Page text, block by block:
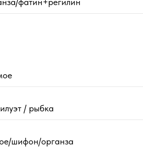
/ рыбка
шифон/органза